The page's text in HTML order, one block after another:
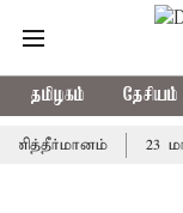
தமிழகம் தேசியம்
23